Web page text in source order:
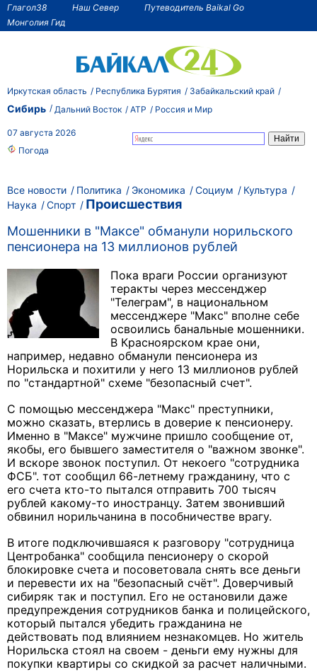
Глагол38 Наш Север
Путеводитель Baikal Go
Монголия Гид
Иркутская область Республика Бурятия Забайкальский край
Сибирь Дальний Восток АТР Россия и Мир
07 августа 2026
Погода
Все новости Политика Экономика Социум
Культура
Наука
Спорт
Происшествия
Мошенники в "Максе" обманули норильского
пенсионера на 13 миллионов рублей
Пока враги России организуют
теракты через мессенджер
"Телеграм", в национальном
мессенджере "Макс" вполне себе
освоились банальные мошенники.
В Красноярском крае они,
например, недавно обманули пенсионера из
Норильска и похитили у него 13 миллионов рублей
по "стандартной" схеме "безопасный счет".
С помощью мессенджера "Макс" преступники,
можно сказать, втерлись в доверие к пенсионеру.
Именно в "Максе" мужчине пришло сообщение от,
якобы, его бывшего заместителя о "важном звонке".
И вскоре звонок поступил. От некоего "сотрудника
ФСБ". тот сообщил 66-летнему гражданину, что с
его счета кто-то пытался отправить 700 тысяч
рублей какому-то иностранцу. Затем звонивший
обвинил норильчанина в пособничестве врагу.
В итоге подключившаяся к разговору "сотрудница
Центробанка" сообщила пенсионеру о скорой
блокировке счета и посоветовала снять все деньги
и перевести их на "безопасный счёт". Доверчивый
сибиряк так и поступил. Его не остановили даже
предупреждения сотрудников банка и полицейского,
который пытался убедить гражданина не
действовать под влиянием незнакомцев. Но житель
Норильска стоял на своем - деньги ему нужны для
покупки квартиры со скидкой за расчет наличными.